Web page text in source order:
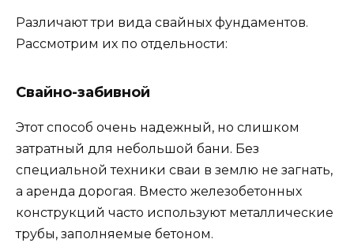
Различают три вида свайных фундаментов.
Рассмотрим их по отдельности:
Свайно-забивной
Этот способ очень надежный, но слишком
затратный для небольшой бани. Без
специальной техники сваи в землю не загнать,
а аренда дорогая. Вместо железобетонных
конструкций часто используют металлические
трубы, заполняемые бетоном.